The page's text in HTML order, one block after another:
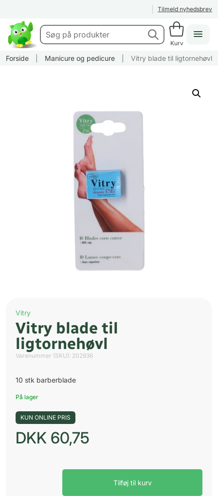
Tilmeld nyhedsbrev
Kurv
Forside Manicure og pedicure Vitry blade til ligtornehøvl
Vitry
Vitry blade til
ligtornehøvl
Varenummer (SKU): 202936
10 stk barberblade
På lager
KUN ONLINE PRIS
DKK 60,75
Tilføj til kurv